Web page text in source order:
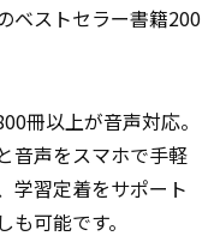
ベストセラー書籍200
冊以上が音声対応。
音声をスマホで手軽
学習定着をサポート
可能です。